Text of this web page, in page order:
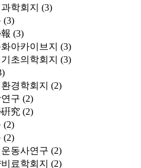
학회지 (3)
(3)
(3)
아카이브지 (3)
초의학회지 (3)
경학회지 (2)
구 (2)
究 (2)
(2)
(2)
동사연구 (2)
료학회지 (2)